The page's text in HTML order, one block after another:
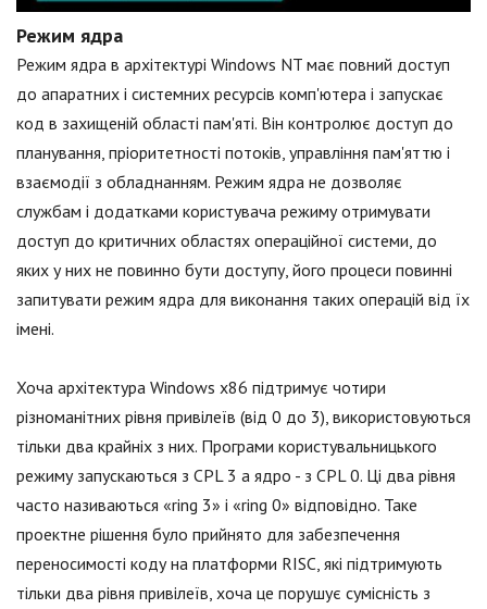
Режим ядра
Режим ядра в архітектурі Windows NT має повний доступ
до апаратних і системних ресурсів комп'ютера і запускає
код в захищеній області пам'яті. Він контролює доступ до
планування, пріоритетності потоків, управління пам'яттю і
взаємодії з обладнанням. Режим ядра не дозволяє
службам і додатками користувача режиму отримувати
доступ до критичних областях операційної системи, до
яких у них не повинно бути доступу, його процеси повинні
запитувати режим ядра для виконання таких операцій від їх
імені.
Хоча архітектура Windows x86 підтримує чотири
різноманітних рівня привілеїв (від 0 до 3), використовуються
тільки два крайніх з них. Програми користувальницького
режиму запускаються з CPL 3 а ядро - з CPL 0. Ці два рівня
часто називаються «ring 3» і «ring 0» відповідно. Таке
проектне рішення було прийнято для забезпечення
переносимості коду на платформи RISC, які підтримують
тільки два рівня привілеїв, хоча це порушує сумісність з